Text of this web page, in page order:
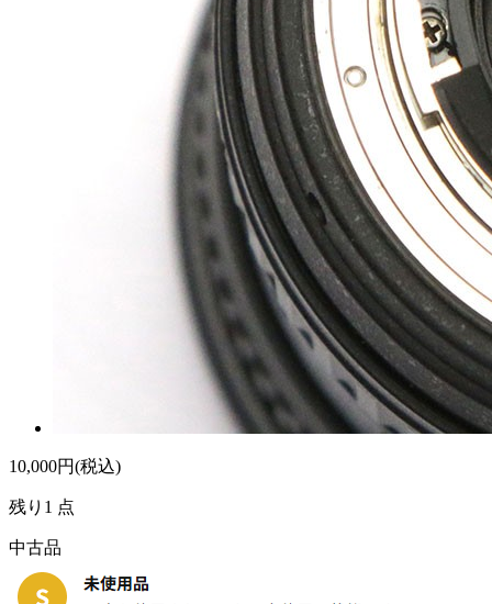
10,000円(税込)
残り1 点
中古品